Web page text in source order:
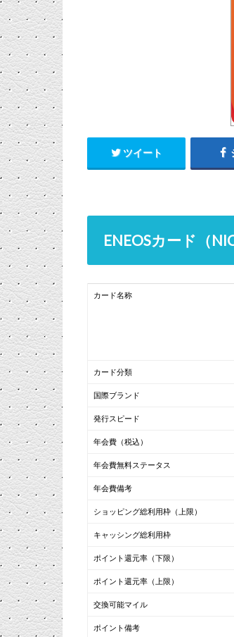
ツイート
ENEOSカード（
カード名称
カード分類
国際ブランド
発行スピード
年会費（税込）
年会費無料ステータス
年会費備考
ショッピング総利用枠（上限）
キャッシング総利用枠
ポイント還元率（下限）
ポイント還元率（上限）
交換可能マイル
ポイント備考